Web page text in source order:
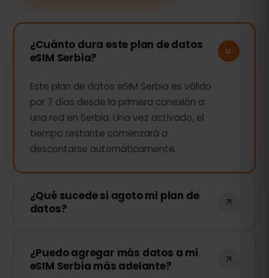
¿Cuánto dura este plan de datos
eSIM Serbia?
Este plan de datos eSIM Serbia es válido
por 7 días desde la primera conexión a
una red en Serbia. Una vez activado, el
tiempo restante comenzará a
descontarse automáticamente.
¿Qué sucede si agoto mi plan de
datos?
conexión se detendrá. Puedes recargar
tu eSIM fácilmente desde tu panel de
¿Puedo agregar más datos a mi
eSIM Serbia más adelante?